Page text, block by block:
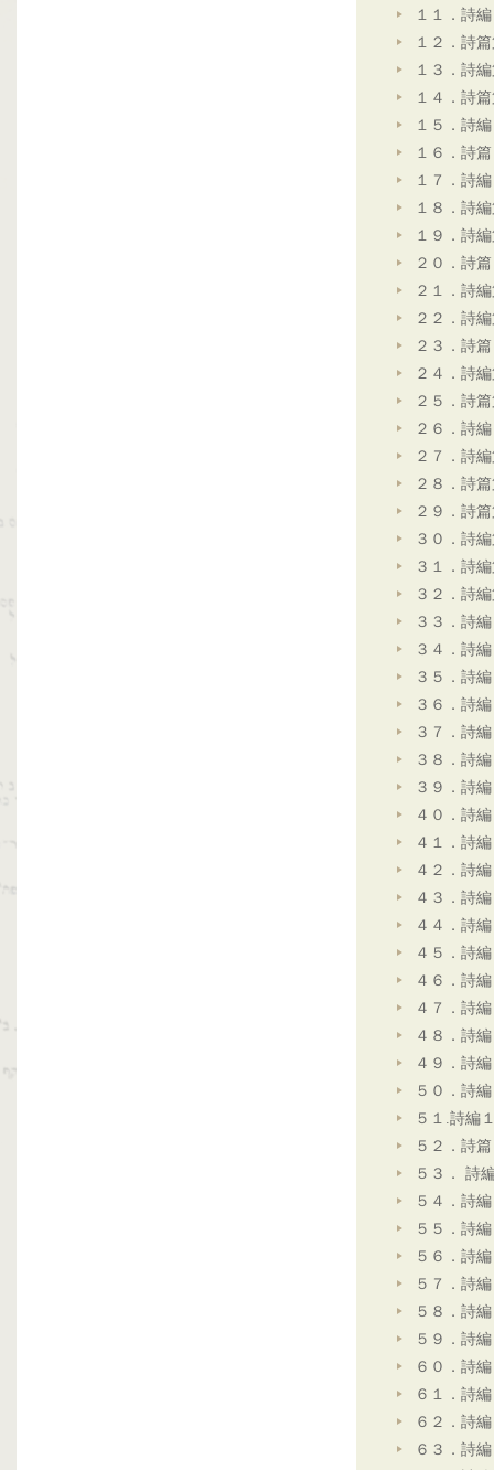
１１．詩
１２．詩
１３．詩
１４．詩
１５．詩
１６．詩
１７．詩
１８．詩
１９．詩
２０．詩
２１．詩
２２．詩
２３．詩
２４．詩
２５．詩
２６．詩
２７．詩
２８．詩
２９．詩
３０．詩
３１．詩
３２．詩
３３．詩
３４．詩
３５．詩
３６．詩
３７．詩
３８．詩
３９．詩
４０．詩
４１．詩
４２．詩
４３．詩
４４．詩
４５．詩
４６．詩
４７．詩
４８．詩
４９．詩
５０．詩
５１.詩編
５２．詩
５３． 詩
５４．詩
５５．詩
５６．詩
５７．詩
５８．詩
５９．詩
６０．詩
６１．詩
６２．詩
６３．詩